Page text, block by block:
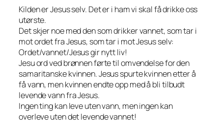
Kilden er Jesus selv. Det er i ham vi skal få drikke oss
utørste.
Det skjer noe med den som drikker vannet, som tar i
mot ordet fra Jesus, som tar i mot Jesus selv:
Ordet/vannet/Jesus gir nytt liv!
Jesu ord ved brønnen førte til omvendelse for den
samaritanske kvinnen. Jesus spurte kvinnen etter å
få vann, men kvinnen endte opp med å bli tilbudt
levende vann fra Jesus.
Ingen ting kan leve uten vann, men ingen kan
overleve uten det levende vannet!